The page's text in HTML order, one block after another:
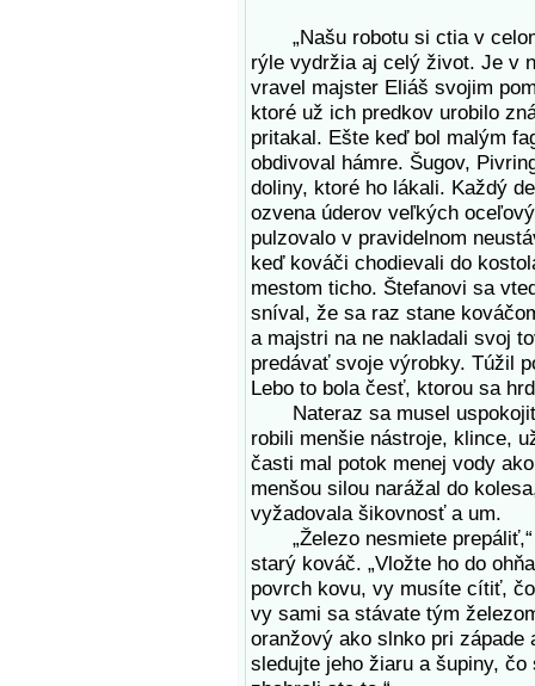
„Našu robotu si ctia v
rýle vydržia aj celý život. Je v
vravel majster Eliáš svojim
ktoré už ich predkov urobilo
pritakal. Ešte keď bol malým
obdivoval hámre. Šugov,
doliny, ktoré ho lákali. Každý
ozvena úderov veľkých
pulzovalo v pravidelnom
keď kováči chodievali do
mestom ticho. Štefanovi sa
sníval, že sa raz stane
a majstri na ne nakladali svoj
predávať svoje výrobky. Túžil
Lebo to bola česť, ktorou sa
Nateraz sa musel uspokojiť
robili menšie nástroje, klince,
časti mal potok menej vody
menšou silou narážal do
vyžadovala šikovnosť a um.
„Železo nesmiete prepáliť,“
starý kováč. „Vložte ho do
povrch kovu, vy musíte cítiť,
vy sami sa stávate tým
oranžový ako slnko pri západe
sledujte jeho žiaru a šupiny,